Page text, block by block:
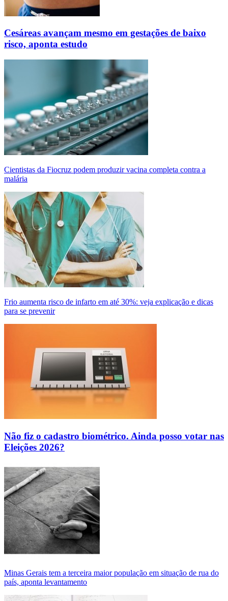
Cesáreas avançam mesmo em gestações de baixo
risco, aponta estudo
Cientistas da Fiocruz podem produzir vacina completa contra a
malária
Frio aumenta risco de infarto em até 30%: veja explicação e dicas
para se prevenir
Não fiz o cadastro biométrico. Ainda posso votar nas
Eleições 2026?
Minas Gerais tem a terceira maior população em situação de rua do
país, aponta levantamento